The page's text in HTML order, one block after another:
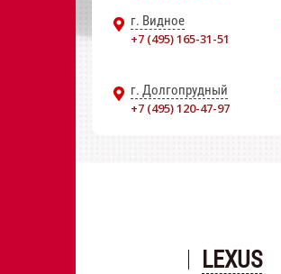
г. Видное
+7 (495) 165-31-51
г. Долгопрудный
+7 (495) 120-47-97
LEXUS